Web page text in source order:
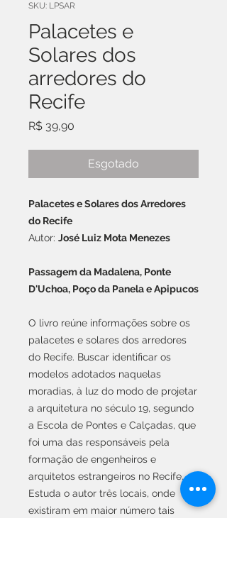
SKU: LPSAR
Palacetes e
Solares dos
arredores do
Recife
R$ 39,90
Esgotado
Palacetes e Solares dos Arredores
do Recife
Autor: José Luiz Mota Menezes
Passagem da Madalena, Ponte
D'Uchoa, Poço da Panela e Apipucos
O livro reúne informações sobre os
palacetes e solares dos arredores
do Recife. Buscar identificar os
modelos adotados naquelas
moradias, à luz do modo de projetar
a arquitetura no século 19, segundo
a Escola de Pontes e Calçadas, que
foi uma das responsáveis pela
formação de engenheiros e
arquitetos estrangeiros no Recife.
Estuda o autor três locais, onde
existiram em maior número tais